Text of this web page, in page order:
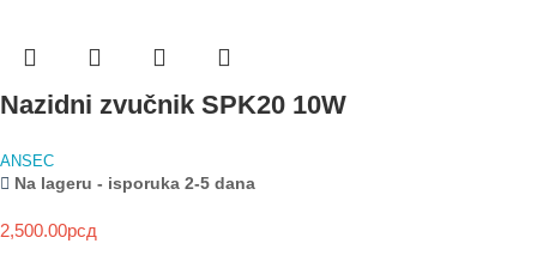
Nazidni zvučnik SPK20 10W
ANSEC
Na lageru - isporuka 2-5 dana
2,500.00рсд